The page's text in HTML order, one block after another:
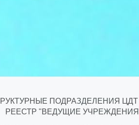
ПОДРАЗДЕЛЕНИЯ
РЕЕСТР "ВЕДУЩИЕ